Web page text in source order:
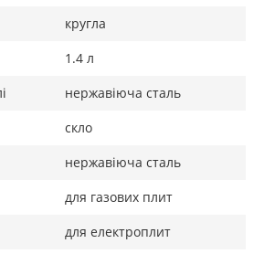
кругла
1.4 л
нержавіюча сталь
скло
нержавіюча сталь
для газових плит
для електроплит